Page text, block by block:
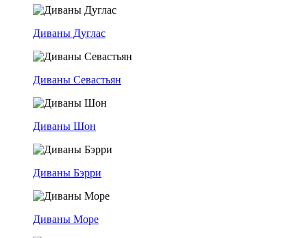
Диваны Дуглас
Диваны Севастьян
Диваны Шон
Диваны Бэрри
Диваны Море